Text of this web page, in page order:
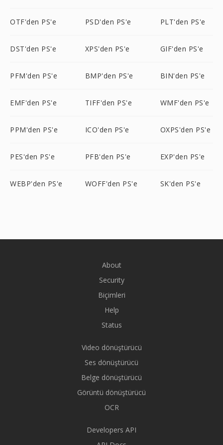
OTF'den PS'e PSD'den PS'e PLT'den PS'e
DST'den PS'e XPS'den PS'e GIF'den PS'e
PFM'den PS'e BMP'den PS'e BIN'den PS'e
EMF'den PS'e TIFF'den PS'e WMF'den PS'e
PPM'den PS'e ICO'den PS'e OXPS'den PS'e
PES'den PS'e PFB'den PS'e EXP'den PS'e
WEBP'den PS'e WOFF'den PS'e SK'den PS'e
About
Security
Biçimleri
Help
Status
Video dönüştürücü
Ses dönüştürücü
Belge dönüştürücü
Görüntü dönüştürücü
OCR
Developers API